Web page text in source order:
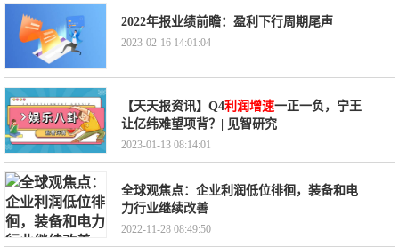
2022年报业绩前瞻：盈利下行周期尾声
2023-02-16 14:01:04
【天天报资讯】Q4利润增速一正一负，宁王
让亿纬难望项背？| 见智研究
2023-01-13 08:14:01
全球观焦点：企业利润低位徘徊，装备和电
力行业继续改善
2022-11-28 08:49:50